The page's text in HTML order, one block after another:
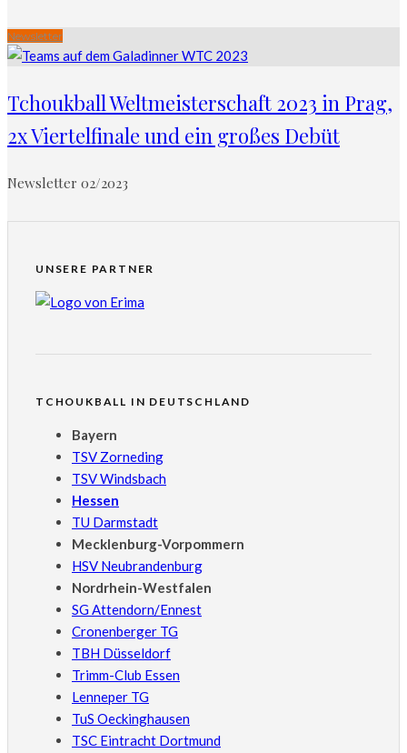
Newsletter
Tchoukball Weltmeisterschaft 2023 in Prag,
2x Viertelfinale und ein großes Debüt
Newsletter 02/2023
UNSERE PARTNER
TCHOUKBALL IN DEUTSCHLAND
Bayern
TSV Zorneding
TSV Windsbach
Hessen
TU Darmstadt
Mecklenburg-Vorpommern
HSV Neubrandenburg
Nordrhein-Westfalen
SG Attendorn/Ennest
Cronenberger TG
TBH Düsseldorf
Trimm-Club Essen
Lenneper TG
TuS Oeckinghausen
TSC Eintracht Dortmund